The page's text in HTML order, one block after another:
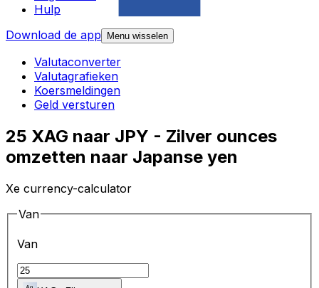
Hulp
Download de app
Menu wisselen
Valutaconverter
Valutagrafieken
Koersmeldingen
Geld versturen
25 XAG naar JPY - Zilver ounces
omzetten naar Japanse yen
Xe currency-calculator
Van
Van